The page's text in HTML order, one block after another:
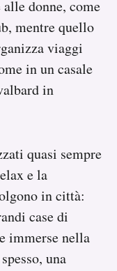
donne, come
mentre quello
viaggi
in un casale
in
quasi sempre
e la
in città:
case di
immerse nella
una